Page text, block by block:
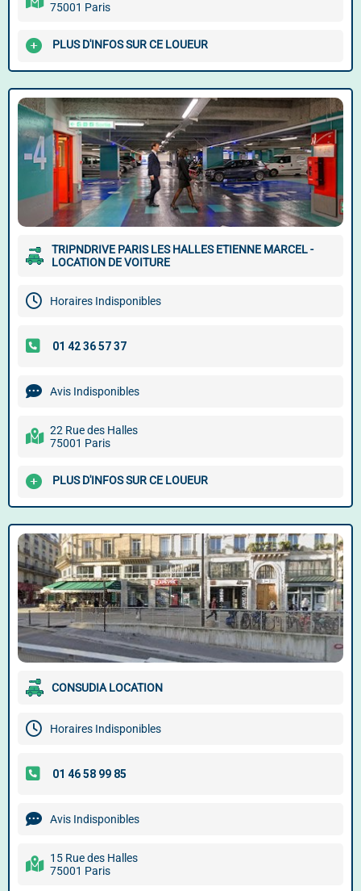
75001 Paris
PLUS D'INFOS SUR CE LOUEUR
TRIPNDRIVE PARIS LES HALLES ETIENNE MARCEL -
LOCATION DE VOITURE
Horaires Indisponibles
Avis Indisponibles
22 Rue des Halles
75001 Paris
PLUS D'INFOS SUR CE LOUEUR
CONSUDIA LOCATION
Horaires Indisponibles
Avis Indisponibles
15 Rue des Halles
75001 Paris